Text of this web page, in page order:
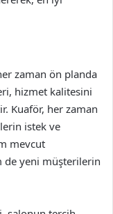
zaman ön planda
hizmet kalitesini
Kuaför, her zaman
istek ve
mevcut
de yeni müşterilerin